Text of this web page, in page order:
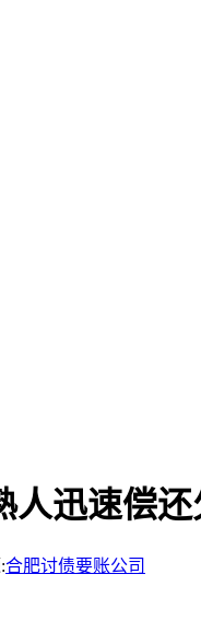
人迅速偿还
合肥讨债要账公司